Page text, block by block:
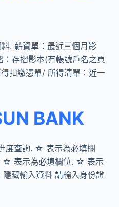
. 薪資單：最近三個月影
存摺影本(有帳號戶名之頁
扣繳憑單/ 所得清單：近一
BANK
度查詢. ☆ 表示為必填欄
☆ 表示為必填欄位. ☆ 表示
藏輸入資料 請輸入身份證